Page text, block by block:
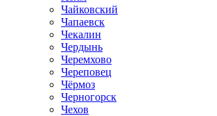
Чайковский
Чапаевск
Чекалин
Чердынь
Черемхово
Череповец
Чёрмоз
Черногорск
Чехов